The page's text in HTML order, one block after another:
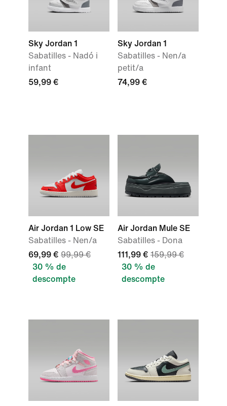
Sky Jordan 1
Sabatilles - Nadó i
infant
59,99 €
Sky Jordan 1
Sabatilles - Nen/a
petit/a
74,99 €
Air Jordan 1 Low SE
Sabatilles - Nen/a
69,99 € 99,99 €
30 % de
descompte
Air Jordan Mule SE
Sabatilles - Dona
111,99 € 159,99 €
30 % de
descompte